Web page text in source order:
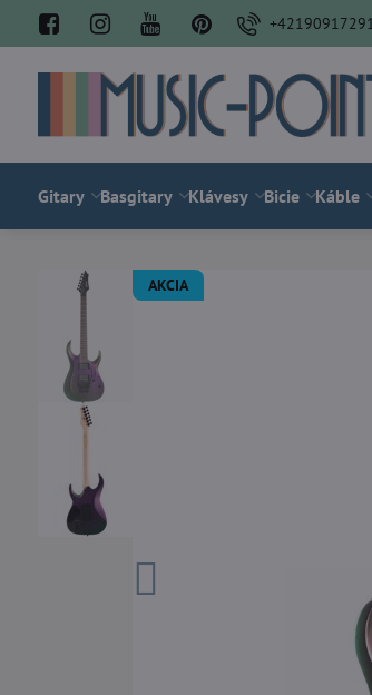
Gitary Basgitary Klávesy Bicie Káble
AKCIA